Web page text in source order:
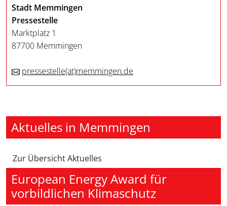
Stadt Memmingen
Pressestelle
Marktplatz 1
87700 Memmingen
pressestelle(at)memmingen.de
Aktuelles in Memmingen
Zur Übersicht Aktuelles
European Energy Award für
vorbildlichen Klimaschutz